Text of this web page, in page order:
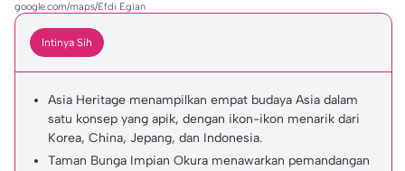
google.com/maps/Efdi Egian
Intinya Sih
Asia Heritage menampilkan empat budaya Asia dalam
satu konsep yang apik, dengan ikon-ikon menarik dari
Korea, China, Jepang, dan Indonesia.
Taman Bunga Impian Okura menawarkan pemandangan